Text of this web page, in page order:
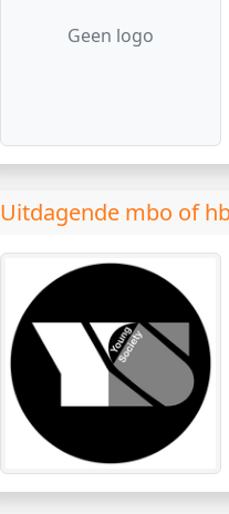
Geen logo
Uitdagende mbo of